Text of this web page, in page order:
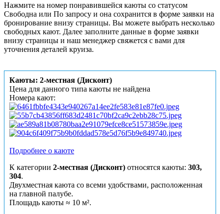
Нажмите на номер понравившейся каюты со статусом
Свободна или По запросу и она сохранится в форме заявки на
бронирование внизу страницы. Вы можете выбрать несколько
свободных кают. Далее заполните данные в форме заявки
внизу страницы и наш менеджер свяжется с вами для
уточнения деталей круиза.
Каюты: 2-местная (Дисконт)
Цена для данного типа каюты не найдена
Номера кают:
Подробнее о каюте
К категории 2-местная (Дисконт) относятся каюты: 303,
304.
Двухместная каюта со всеми удобствами, расположенная
на главной палубе.
Площадь каюты ≈ 10 м².